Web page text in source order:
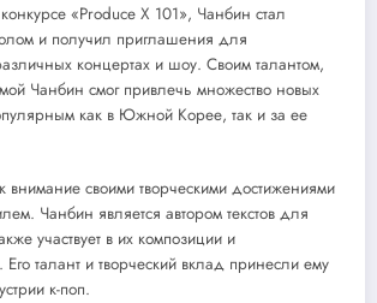
«Produce X 101», Чанбин стал
и получил приглашения для
концертах и шоу. Своим талантом,
Чанбин смог привлечь множество новых
как в Южной Корее, так и за ее
внимание своими творческими достижениями
Чанбин является автором текстов для
участвует в их композиции и
талант и творческий вклад принесли ему
к-поп.